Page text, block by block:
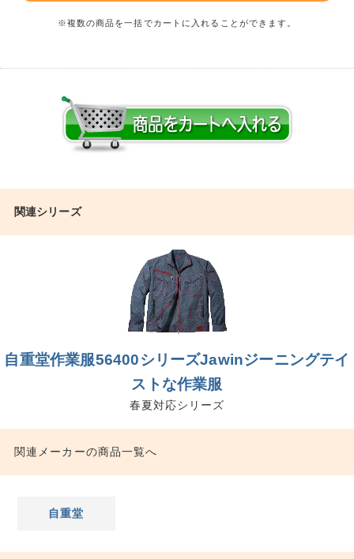
※複数の商品を一括でカートに入れることができます。
関連シリーズ
自重堂作業服56400シリーズJawinジーニングテイ
ストな作業服
春夏対応シリーズ
関連メーカーの商品一覧へ
自重堂